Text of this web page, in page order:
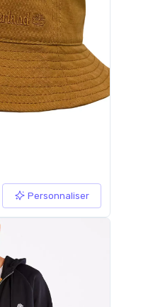
Personnaliser